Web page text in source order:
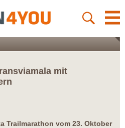
mit
Trailmarathon vom 23. Oktober